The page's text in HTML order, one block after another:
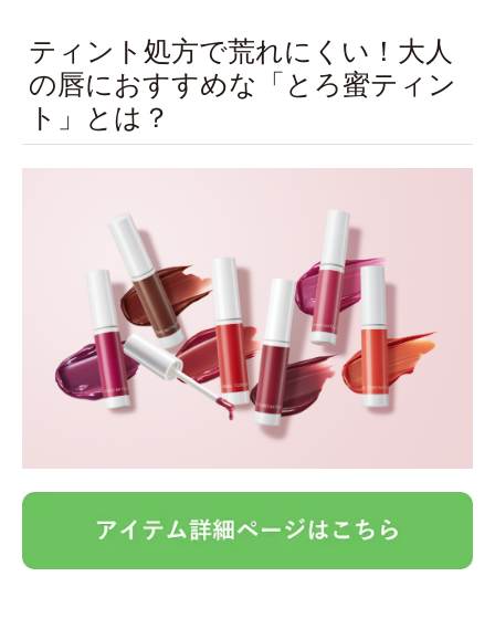
ティント処方で荒れにくい！大人
の唇におすすめな「とろ蜜ティン
ト」とは？